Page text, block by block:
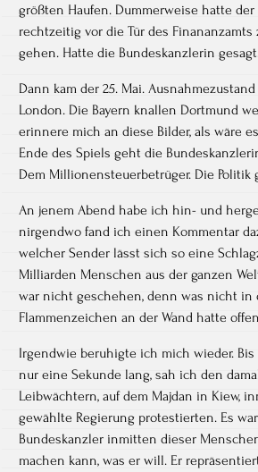
größten Haufen. Dummerweise hatte
rechtzeitig vor die Tür des
gehen. Hatte die Bundeskanzlerin
Dann kam der 25. Mai.
London. Die Bayern knallen Dortmund
erinnere mich an diese Bilder, als wäre
Ende des Spiels geht die
Dem Millionensteuerbetrüger. Die
An jenem Abend habe ich hin- und
nirgendwo fand ich einen Kommentar
welcher Sender lässt sich so eine
Milliarden Menschen aus der ganzen
war nicht geschehen, denn was nicht in
Flammenzeichen an der Wand hatte
Irgendwie beruhigte ich mich wieder.
nur eine Sekunde lang, sah ich den
Leibwächtern, auf dem Majdan in Kiew,
gewählte Regierung protestierten. Es
Bundeskanzler inmitten dieser
machen kann, was er will. Er